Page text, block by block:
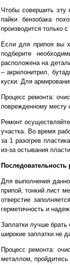
Чтобы совершить эту
пайки бензобака
производится только
Если для припоя вы
подберите
расположена на
– акрилонитрил,
куски. Для
Процесс ремонта:
поврежденному месту
Ремонт
участка. Во время
за 1 разогрев
из-за остывания
Для выполнения
припой, тонкий лист
отверстие
герметичность и
Заплатки лучше брать
широкие заплатки не
Процесс ремонта:
металлом, пройдитесь